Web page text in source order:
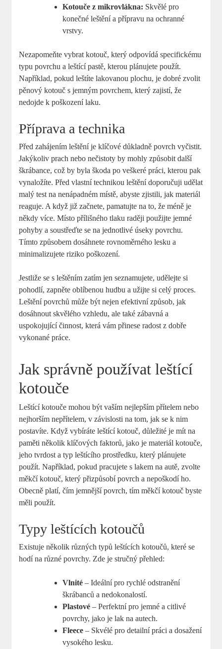
Kotouče z mikrovlákna: Skvělé pro
konečné leštění a přípravu na ochranné
vrstvy.
Nezapomeňte vybrat kotouč, který odpovídá specifickému
typu povrchu a leštící pastě, kterou plánujete použít.
Například, pokud leštíte lakovanou plochu, je dobré zvolit
pěnový kotouč s jemným povrchem, který zajistí, že
nedojde k poškození laku.
Příprava a technika
Před zahájením leštění je klíčové důkladně povrch vyčistit.
Jakýkoliv prach nebo nečistoty by mohly způsobit další
škrábance, což by byla škoda po veškeré práci, kterou pak
vynaložíte. Před vlastní technikou leštění doporučuji udělat
malý test na nenápadném místě, abyste zjistili, jak materiál
reaguje. A když již začnete, pamatujte na to, že méně je
někdy více. Místo přílišného tlaku raději použijte jemné
pohyby a soustřeďte se na jednotlivé úseky povrchu.
Tímto způsobem dosáhnete rovnoměrného lesku a
minimalizujete riziko poškození.
Jestliže se s leštěním zatím jen seznamujete, udělejte si
pohodlí, zapněte oblíbenou hudbu a užijte si celý proces.
Leštění povrchů může být nejen efektivní způsob, jak
dosáhnout skvělého vzhledu, ale také zábavná a
uspokojující činnost, která vám přinese radost z dobře
vykonané práce.
Jak správně používat leštící
kotouče
Leštící kotouče mohou být vaším nejlepším přítelem nebo
nejhorším nepřítelem, v závislosti na tom, jak se k nim
postavíte. Když vybíráte leštící kotouč, důležité je mít na
paměti několik klíčových faktorů, jako je materiál kotouče,
jeho tvrdost a typ leštícího prostředku, který plánujete
použít. Například, pokud pracujete s lakem na autě, zvolte
měkčí kotouč, který přizpůsobí povrch a nepoškodí ho.
Obecně platí, čím jemnější povrch, tím měkčí kotouč byste
měli použít.
Typy leštících kotoučů
Existuje několik různých typů leštících kotoučů, které se
hodí na různé povrchy. Zde je stručný přehled:
Vlnité – Ideální pro rychlé odstranění
škrábanců a nedokonalostí.
Plastové – Perfektní pro jemné a citlivé
povrchy, jako je lak na autech.
Fleece – Skvélé pro detailní práci a dosažení
vysokého lesku.